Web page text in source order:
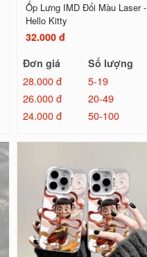
Ốp Lưng IMD Đổi Màu Laser -
Hello Kitty
32.000 đ
Đơn giá
Số lượng
28.000 đ
5-19
26.000 đ
20-49
24.000 đ
50-100